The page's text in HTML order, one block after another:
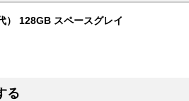
） 128GB スペースグレイ
る